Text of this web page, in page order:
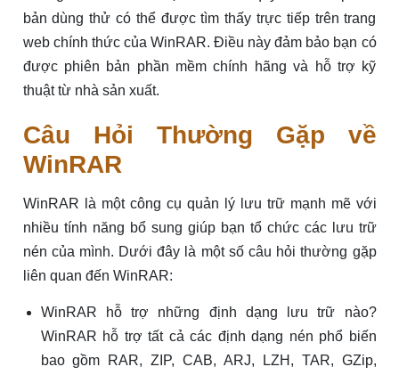
bản dùng thử có thể được tìm thấy trực tiếp trên trang
web chính thức của WinRAR. Điều này đảm bảo bạn có
được phiên bản phần mềm chính hãng và hỗ trợ kỹ
thuật từ nhà sản xuất.
Câu Hỏi Thường Gặp về
WinRAR
WinRAR là một công cụ quản lý lưu trữ mạnh mẽ với
nhiều tính năng bổ sung giúp bạn tổ chức các lưu trữ
nén của mình. Dưới đây là một số câu hỏi thường gặp
liên quan đến WinRAR:
WinRAR hỗ trợ những định dạng lưu trữ nào?
WinRAR hỗ trợ tất cả các định dạng nén phổ biến
bao gồm RAR, ZIP, CAB, ARJ, LZH, TAR, GZip,